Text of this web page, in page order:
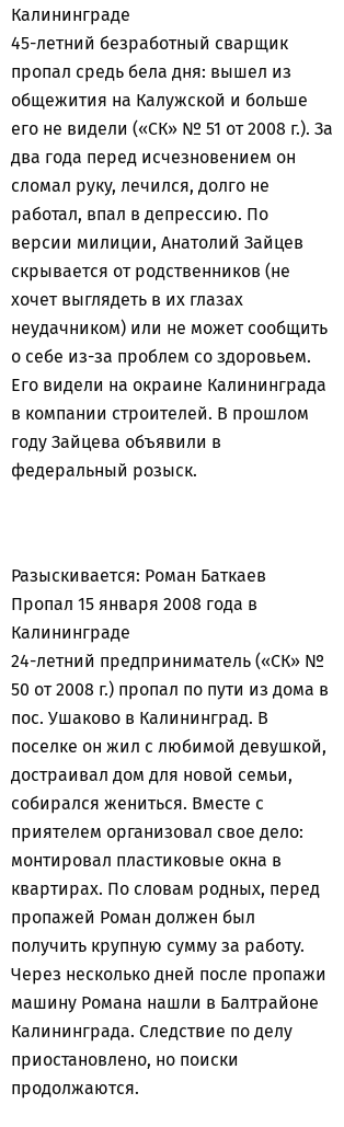
Калининграде
45-летний безработный сварщик
пропал средь бела дня: вышел из
общежития на Калужской и больше
его не видели («СК» № 51 от 2008 г.). За
два года перед исчезновением он
сломал руку, лечился, долго не
работал, впал в депрессию. По
версии милиции, Анатолий Зайцев
скрывается от родственников (не
хочет выглядеть в их глазах
неудачником) или не может сообщить
о себе из-за проблем со здоровьем.
Его видели на окраине Калининграда
в компании строителей. В прошлом
году Зайцева объявили в
федеральный розыск.
Разыскивается: Роман Баткаев
Пропал 15 января 2008 года в
Калининграде
24-летний предприниматель («СК» №
50 от 2008 г.) пропал по пути из дома в
пос. Ушаково в Калининград. В
поселке он жил с любимой девушкой,
достраивал дом для новой семьи,
собирался жениться. Вместе с
приятелем организовал свое дело:
монтировал пластиковые окна в
квартирах. По словам родных, перед
пропажей Роман должен был
получить крупную сумму за работу.
Через несколько дней после пропажи
машину Романа нашли в Балтрайоне
Калининграда. Следствие по делу
приостановлено, но поиски
продолжаются.